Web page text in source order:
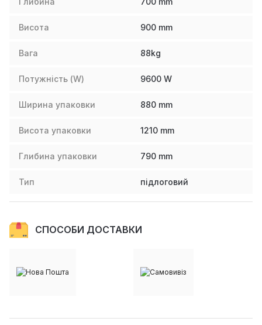
Висота 900 mm
Вага 88kg
Потужність (W) 9600 W
Ширина упаковки 880 mm
Висота упаковки 1210 mm
Глибина упаковки 790 mm
Тип підлоговий
СПОСОБИ ДОСТАВКИ